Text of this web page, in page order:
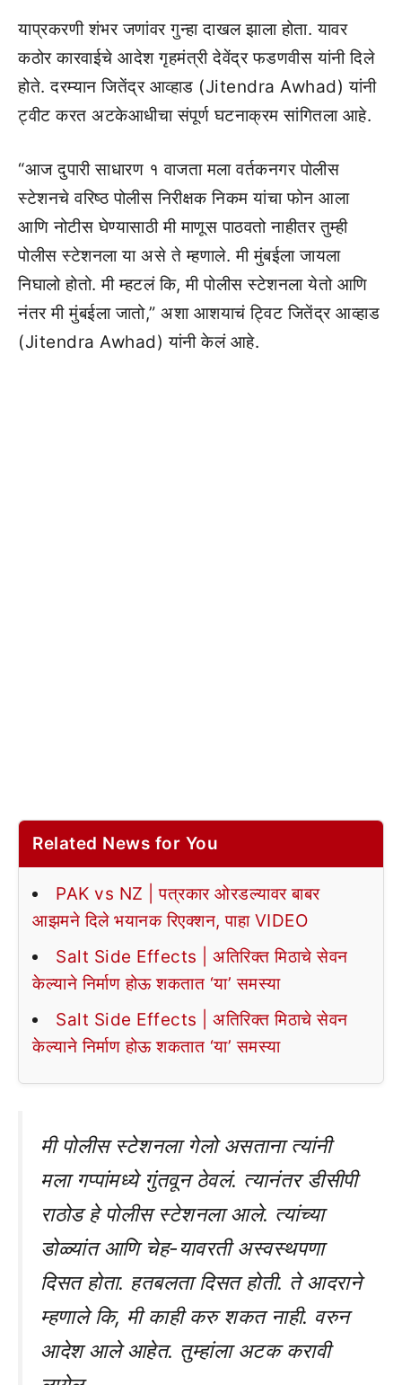
याप्रकरणी शंभर जणांवर गुन्हा दाखल झाला होता. यावर
कठोर कारवाईचे आदेश गृहमंत्री देवेंद्र फडणवीस यांनी दिले
होते. दरम्यान जितेंद्र आव्हाड (Jitendra Awhad) यांनी
ट्वीट करत अटकेआधीचा संपूर्ण घटनाक्रम सांगितला आहे.
“आज दुपारी साधारण १ वाजता मला वर्तकनगर पोलीस
स्टेशनचे वरिष्ठ पोलीस निरीक्षक निकम यांचा फोन आला
आणि नोटीस घेण्यासाठी मी माणूस पाठवतो नाहीतर तुम्ही
पोलीस स्टेशनला या असे ते म्हणाले. मी मुंबईला जायला
निघालो होतो. मी म्हटलं कि, मी पोलीस स्टेशनला येतो आणि
नंतर मी मुंबईला जातो,” अशा आशयाचं ट्विट जितेंद्र आव्हाड
(Jitendra Awhad) यांनी केलं आहे.
Related News for You
PAK vs NZ | पत्रकार ओरडल्यावर बाबर
आझमने दिले भयानक रिएक्शन, पाहा VIDEO
Salt Side Effects | अतिरिक्त मिठाचे सेवन
केल्याने निर्माण होऊ शकतात ‘या’ समस्या
Salt Side Effects | अतिरिक्त मिठाचे सेवन
केल्याने निर्माण होऊ शकतात ‘या’ समस्या
मी पोलीस स्टेशनला गेलो असताना त्यांनी
मला गप्पांमध्ये गुंतवून ठेवलं. त्यानंतर डीसीपी
राठोड हे पोलीस स्टेशनला आले. त्यांच्या
डोळ्यांत आणि चेह-यावरती अस्वस्थपणा
दिसत होता. हतबलता दिसत होती. ते आदराने
म्हणाले कि, मी काही करु शकत नाही. वरुन
आदेश आले आहेत. तुम्हांला अटक करावी